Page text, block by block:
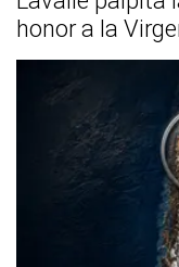
honor a la